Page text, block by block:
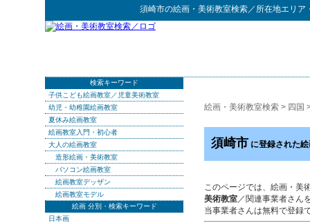
須崎市の絵画・美術教室検索／所在地エリア
絵画・美術教室検索 > 四国
須崎市 に登録された
このページでは、絵画・美
美術教室／関連事業者さん
当事業者さんは無料で登録
検索キーワード
子供こども絵画教室／児童美術教室
幼児・幼稚園絵画教室
夏休み絵画教室
絵画教室入門・初心者
大人の絵画教室
造形絵画・美術教室
パソコン絵画教室
絵画教室デッザン
絵画教室モデル
絵画 分別・検索キーワード
日本画